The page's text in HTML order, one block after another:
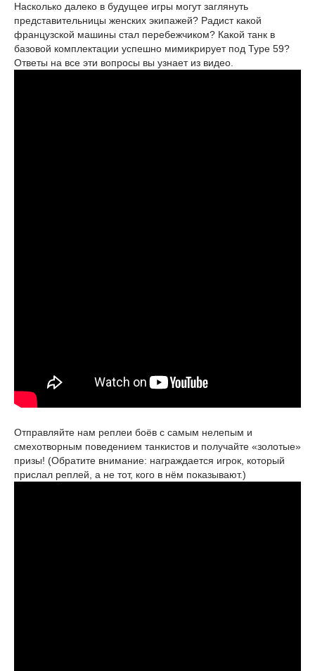
Насколько далеко в будущее игры могут заглянуть
представительницы женских экипажей? Радист какой
французской машины стал перебежчиком? Какой танк в
базовой комплектации успешно мимикрирует под Type 59?
Ответы на все эти вопросы вы узнает из видео.
Отправляйте нам реплеи боёв с самым нелепым и
смехотворным поведением танкистов и получайте «золотые»
призы! (Обратите внимание: награждается игрок, который
прислал реплей, а не тот, кого в нём показывают.)